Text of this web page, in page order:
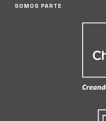
SOMOS PARTE